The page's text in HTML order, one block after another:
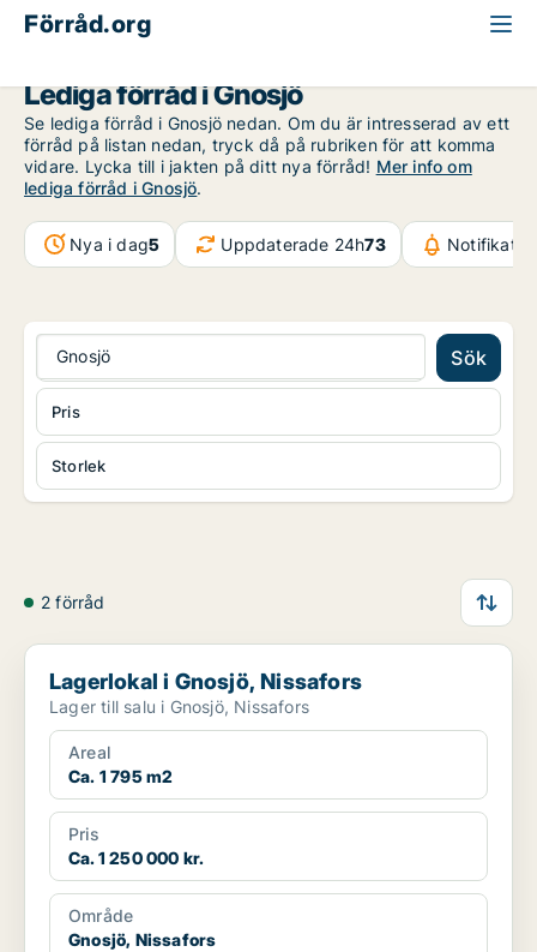
Förråd.org
Lediga förråd i Gnosjö
Se lediga förråd i Gnosjö nedan. Om du är intresserad av ett
förråd på listan nedan, tryck då på rubriken för att komma
vidare. Lycka till i jakten på ditt nya förråd! Mer info om
lediga förråd i Gnosjö.
Nya i dag5 Uppdaterade 24h73
Gnosjö Sök
Storlek
Pris
2 förråd
Lagerlokal i Gnosjö, Nissafors
Lagerlokal i Gnosjö, Nissafors
Lager till salu i Gnosjö, Nissafors
Areal
Ca. 1 795 m2
Pris
Ca. 1 250 000 kr.
Område
Gnosjö, Nissafors